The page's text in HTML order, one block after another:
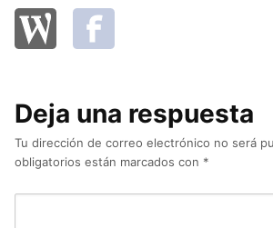
Deja una respuesta
Tu dirección de correo electrónico no será
obligatorios están marcados con *